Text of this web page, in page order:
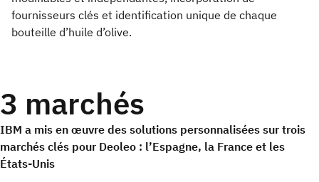
fournisseurs clés et identification unique de chaque
bouteille d’huile d’olive.
3 marchés
IBM a mis en œuvre des solutions personnalisées sur trois
marchés clés pour Deoleo : l’Espagne, la France et les
États-Unis